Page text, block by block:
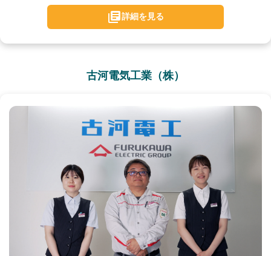
詳細を見る
古河電気工業（株）